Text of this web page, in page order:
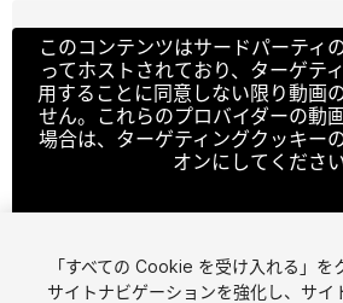
このコンテンツはサードパーティ
ってホストされており、ターゲテ
用することに同意しない限り動画
せん。これらのプロバイダーの動
場合は、ターゲティングクッキー
オンにしてください
クッキーの設定
「すべての Cookie を受け入れる」を
サイトナビゲーションを強化し、サイ